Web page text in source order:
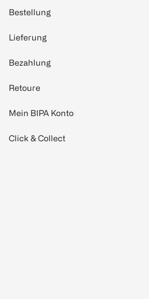
Bestellung
Lieferung
Bezahlung
Retoure
Mein BIPA Konto
Click & Collect